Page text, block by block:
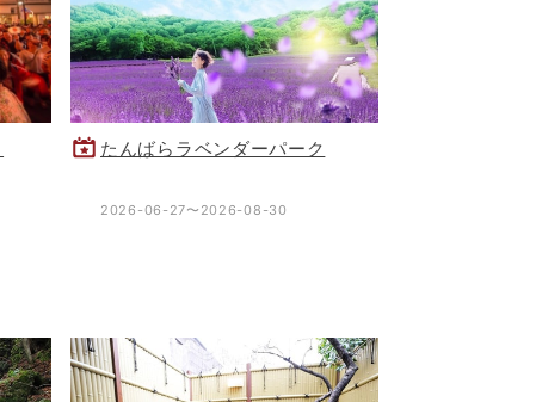
たんばらラベンダーパーク
2026-06-27〜2026-08-30